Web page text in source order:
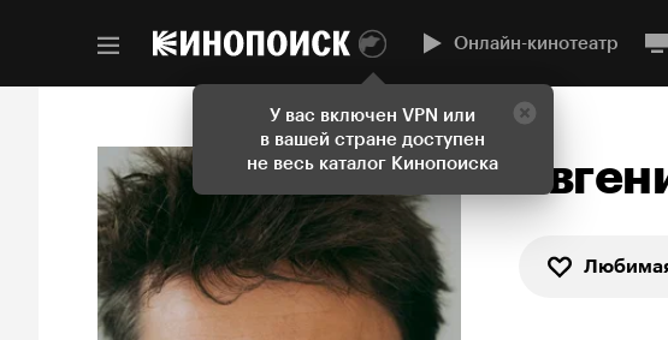
У вас включен VPN или
в вашей стране доступен
не весь каталог Кинопоиска
Онлайн-кинотеатр